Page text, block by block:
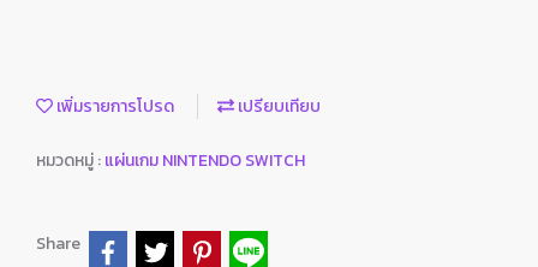
เพิ่มรายการโปรด เปรียบเทียบ
หมวดหมู่ :แผ่นเกม NINTENDO SWITCH
Share